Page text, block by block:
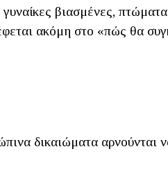
βιασμένες,
ακόμη στο «πώς θα
δικαιώματα αρνούνται